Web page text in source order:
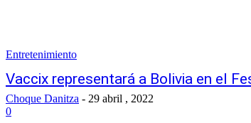
Entretenimiento
Vaccix representará a Bolivia en el
Choque Danitza - 29 abril , 2022
0